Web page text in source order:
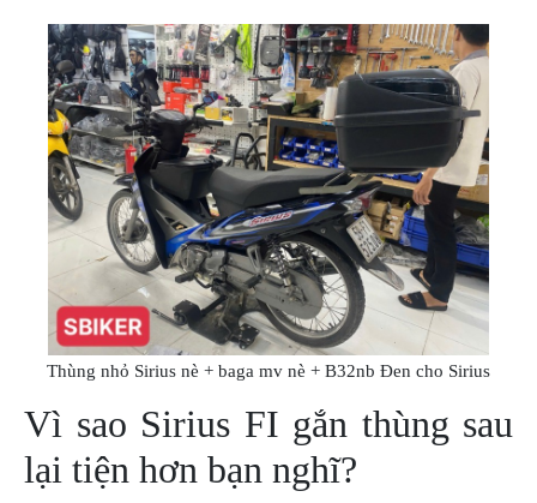
GIVI
GĂNG
TAY
MOTO
DƯỠNG
SÊN
BALO
ĐEO
GIVI
GIÀY
MOTO
ÁO
MOTO
Thùng nhỏ Sirius nè + baga mv nè + B32nb Đen cho Sirius
Vì sao Sirius FI gắn thùng sau
lại tiện hơn bạn nghĩ?